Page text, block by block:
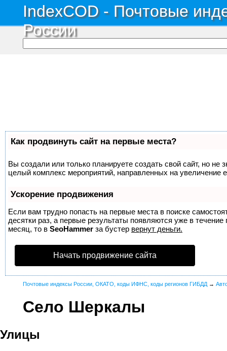
IndexCOD - Почтовые
России
Как продвинуть сайт на первые места?
Вы создали или только планируете создать свой сайт, но не
целый комплекс мероприятий, направленных на увеличение
Ускорение продвижения
Если вам трудно попасть на первые места в поиске
десятки раз, а первые результаты появляются уже в
месяц, то в SeoHammer за бустер вернут деньги.
Начать продвижение сайта
Почтовые индексы России, ОКАТО, коды ИФНС, коды регионов ГИБДД →
Село Шеркалы
Улицы